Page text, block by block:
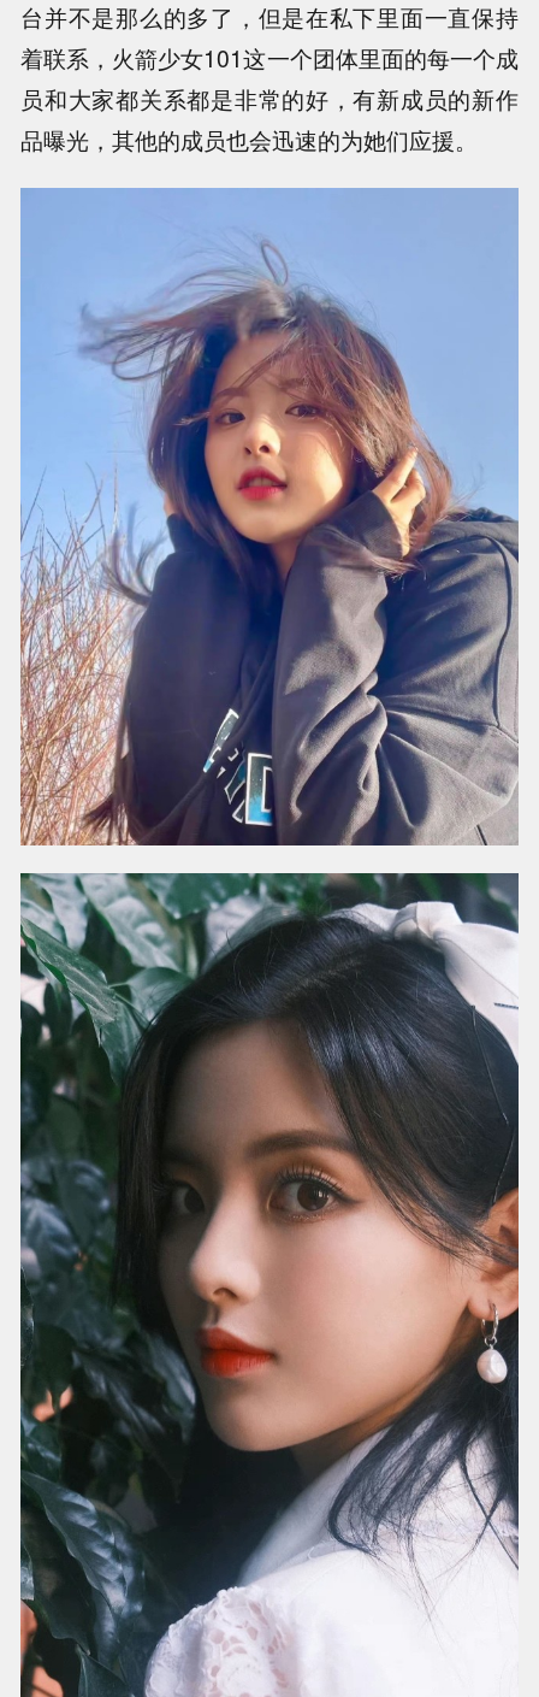
台并不是那么的多了，但是在私下里面一直保持
着联系，火箭少女101这一个团体里面的每一个成
员和大家都关系都是非常的好，有新成员的新作
品曝光，其他的成员也会迅速的为她们应援。